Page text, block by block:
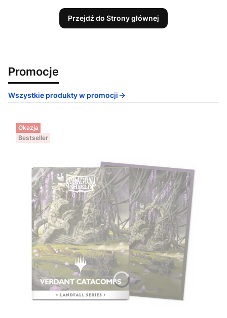
Przejdź do Strony głównej
Promocje
Wszystkie produkty w promocji
Okazja
Bestseller